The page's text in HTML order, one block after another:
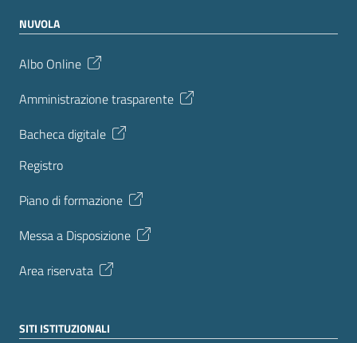
NUVOLA
Albo Online
Amministrazione trasparente
Bacheca digitale
Registro
Piano di formazione
Messa a Disposizione
Area riservata
SITI ISTITUZIONALI